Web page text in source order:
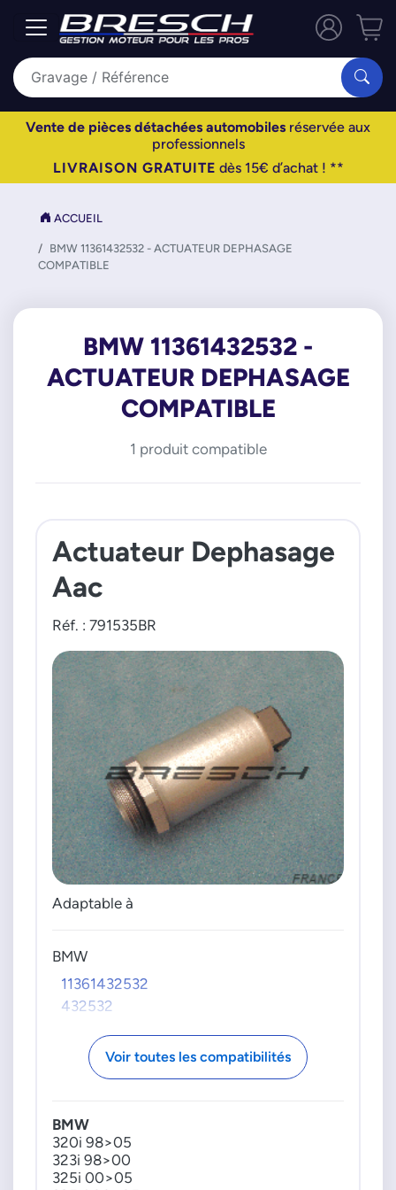
Vente de pièces détachées automobiles réservée aux
professionnels
LIVRAISON GRATUITE dès 15€ d’achat ! **
ACCUEIL
BMW 11361432532 - ACTUATEUR DEPHASAGE
COMPATIBLE
BMW 11361432532 -
ACTUATEUR DEPHASAGE
COMPATIBLE
1 produit compatible
Actuateur Dephasage
Aac
Réf. : 791535BR
Adaptable à
BMW
11361432532
432532
Voir toutes les compatibilités
BMW
320i 98>05
323i 98>00
325i 00>05